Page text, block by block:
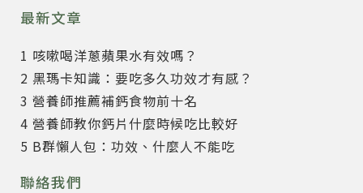
最新文章
1 咳嗽喝洋蔥蘋果水有效嗎？
2 黑瑪卡知識：要吃多久功效才有感？
3 營養師推薦補鈣食物前十名
4 營養師教你鈣片什麼時候吃比較好
5 B群懶人包：功效、什麼人不能吃
聯絡我們